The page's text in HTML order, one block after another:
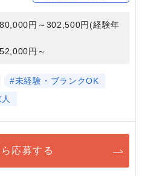
円～302,500円(経験年
円～
#未経験・ブランクOK
応募する